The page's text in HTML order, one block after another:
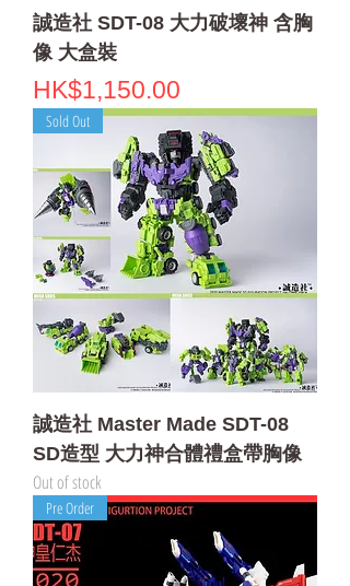
誠造社 SDT-08 大力破壞神 含胸
像 大盒裝
Price
HK$1,150.00
Sold Out
誠造社 Master Made SDT-08
SD造型 大力神合體禮盒帶胸像
Out of stock
Pre Order